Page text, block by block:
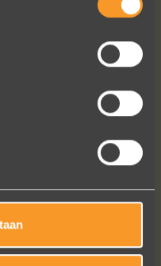
We werden